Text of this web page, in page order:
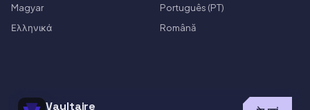
Vaultaire
Magyar
Português (PT)
Ελληνικά
Română